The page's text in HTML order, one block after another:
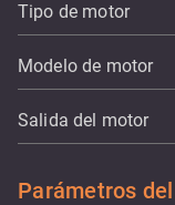
Tipo de motor
Modelo de motor
Salida del motor
Parámetros